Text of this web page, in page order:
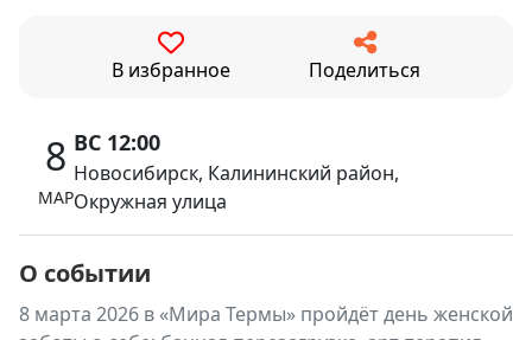
В избранное Поделиться
8
МАР
ВС 12:00
Новосибирск, Калининский район,
Окружная улица
О событии
8 марта 2026 в «Мира Термы» пройдёт день женской